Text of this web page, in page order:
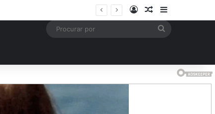
EntrarArtigo aleatório
Barra Lateral